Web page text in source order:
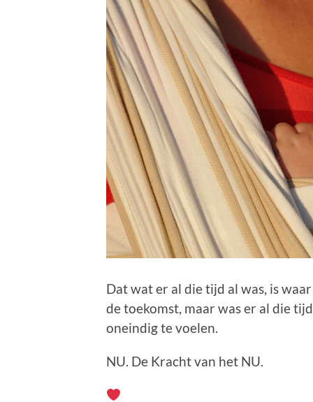
Dat wat er al die tijd al was, is
de toekomst, maar was er al die
oneindig te voelen.
NU. De Kracht van het NU.